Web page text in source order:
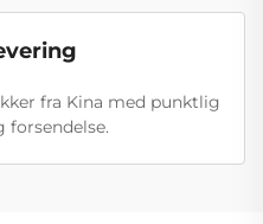
fra Kina med punktlig
forsendelse.